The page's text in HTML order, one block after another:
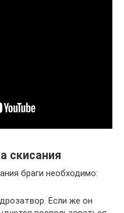
скисания
браги необходимо:
Если же он